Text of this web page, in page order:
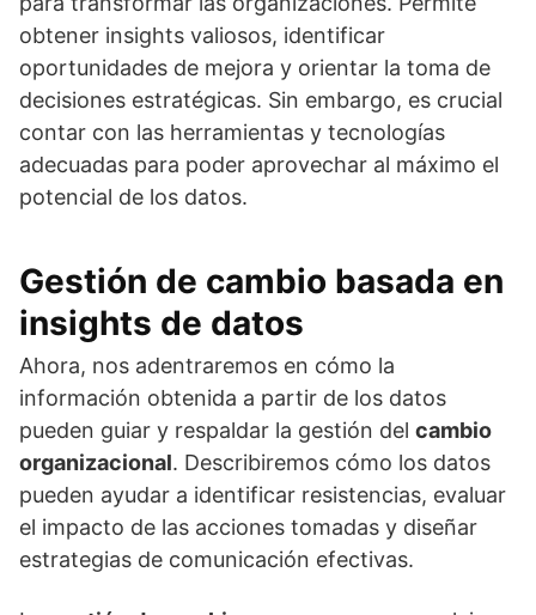
obtener insights valiosos, identificar
oportunidades de mejora y orientar la toma de
decisiones estratégicas. Sin embargo, es crucial
contar con las herramientas y tecnologías
adecuadas para poder aprovechar al máximo el
potencial de los datos.
Gestión de cambio basada en
insights de datos
Ahora, nos adentraremos en cómo la
información obtenida a partir de los datos
pueden guiar y respaldar la gestión del cambio
organizacional. Describiremos cómo los datos
pueden ayudar a identificar resistencias, evaluar
el impacto de las acciones tomadas y diseñar
estrategias de comunicación efectivas.